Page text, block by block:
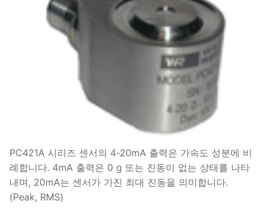
PC421A 시리즈 센서의 4-20mA 출력은 가속도 성분에 비
례합니다. 4mA 출력은 0 g 또는 진동이 없는 상태를 나타
내며, 20mA는 센서가 가진 최대 진동을 의미합니다.
(Peak, RMS)